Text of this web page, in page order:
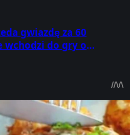
gwiazdę za 60
wchodzi do gry o